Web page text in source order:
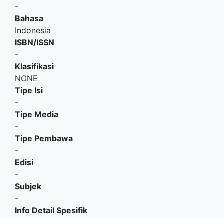
-
Bahasa
Indonesia
ISBN/ISSN
-
Klasifikasi
NONE
Tipe Isi
-
Tipe Media
-
Tipe Pembawa
-
Edisi
-
Subjek
-
Info Detail Spesifik